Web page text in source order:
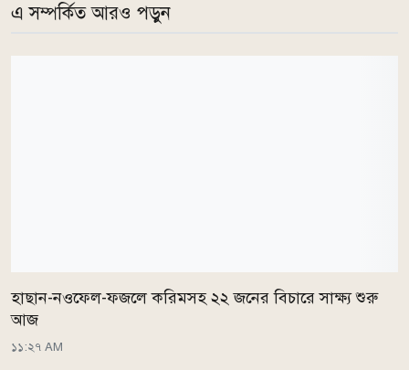
এ সম্পর্কিত আরও পড়ুন
হাছান-নওফেল-ফজলে করিমসহ ২২ জনের বিচারে সাক্ষ্য শুরু
আজ
১১:২৭ AM